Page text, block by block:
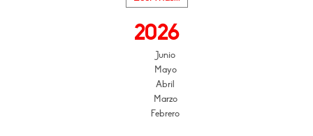
2026
Junio
Mayo
Abril
Marzo
Febrero